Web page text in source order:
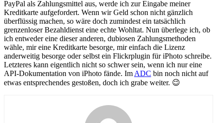
PayPal als Zahlungsmittel aus, werde ich zur Eingabe meiner
Kreditkarte aufgefordert. Wenn wir Geld schon nicht gänzlich
überflüssig machen, so wäre doch zumindest ein tatsächlich
grenzenloser Bezahldienst eine echte Wohltat. Nun überlege ich, ob
ich entweder eine dieser anderen, dubiosen Zahlungsmethoden
wähle, mir eine Kreditkarte besorge, mir einfach die Lizenz
anderweitig besorge oder selbst ein Flickrplugin für iPhoto schreibe.
Letzteres kann eigentlich nicht so schwer sein, wenn ich nur eine
API-Dokumentation von iPhoto fände. Im ADC bin noch nicht auf
etwas entsprechendes gestoßen, doch ich grabe weiter. 😉